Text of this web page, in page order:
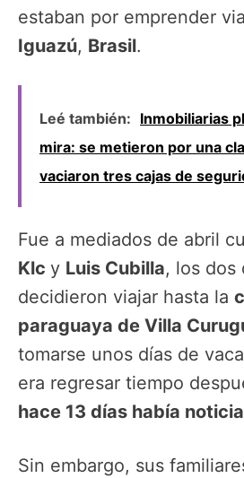
estaban por emprender
Iguazú, Brasil.
Leé también: Inmobiliarias
mira: se metieron por una
vaciaron tres cajas de
Fue a mediados de abril
Klc y Luis Cubilla, los dos
decidieron viajar hasta la
paraguaya de Villa
tomarse unos días de
era regresar tiempo
hace 13 días había
Sin embargo, sus